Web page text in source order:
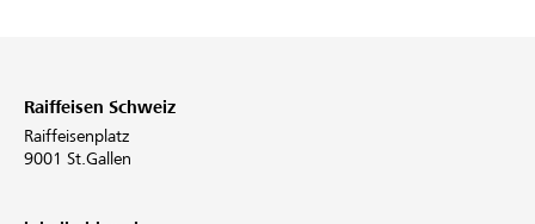
Raiffeisen Schweiz
Raiffeisenplatz
9001 St.Gallen